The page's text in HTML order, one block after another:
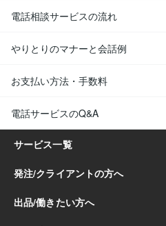
電話相談サービスの流れ
やりとりのマナーと会話例
お支払い方法・手数料
電話サービスのQ&A